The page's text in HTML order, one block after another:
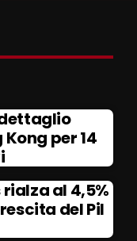
per 14
al 4,5%
del Pil